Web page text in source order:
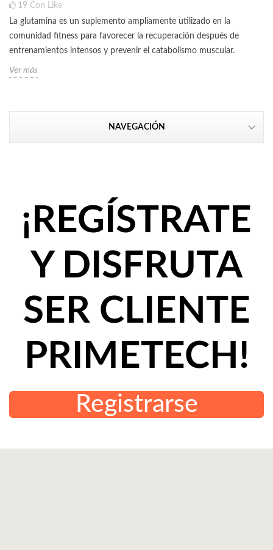
19 Con Like
La glutamina es un suplemento ampliamente utilizado en la
comunidad fitness para favorecer la recuperación después de
entrenamientos intensos y prevenir el catabolismo muscular.
Ver más
NAVEGACIÓN
¡REGÍSTRATE
Y DISFRUTA
SER CLIENTE
PRIMETECH!
Registrarse